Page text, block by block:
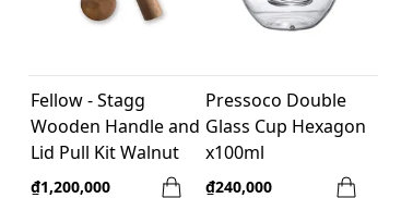
Fellow - Stagg
Wooden Handle and
Lid Pull Kit Walnut
₫1,200,000
Pressoco Double
Glass Cup Hexagon
x100ml
₫240,000